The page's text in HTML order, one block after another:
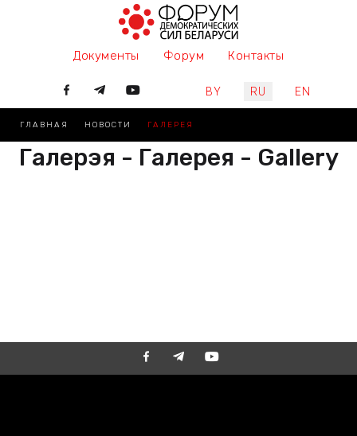
Документы Форум Контакты
Выберите язык
BY RU EN
ГЛАВНАЯ НОВОСТИ ГАЛЕРЕЯ
Галерэя - Галерея - Gallery